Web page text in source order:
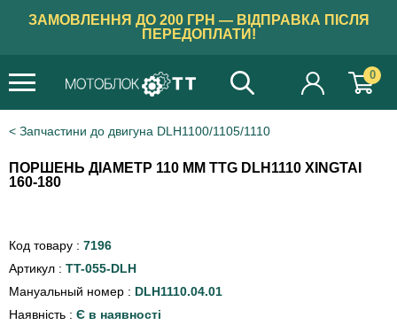
ЗАМОВЛЕННЯ ДО 200 ГРН — ВІДПРАВКА ПІСЛЯ
ПЕРЕДОПЛАТИ!
0
Запчастини до двигуна DLH1100/1105/1110
ПОРШЕНЬ ДІАМЕТР 110 ММ TTG DLH1110 XINGTAI
160-180
Код товару : 7196
Артикул : TT-055-DLH
Мануальный номер : DLH1110.04.01
Наявність : Є в наявності